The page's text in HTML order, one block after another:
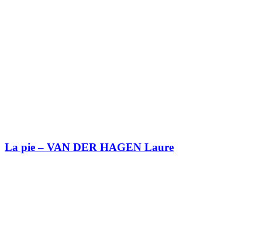
La pie – VAN DER HAGEN Laure